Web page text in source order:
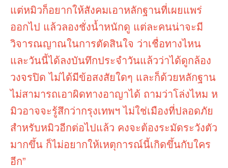
แต่หมิวก็อยากให้สังคมเอาหลักฐานที่เผยแพร่
ออกไป แล้วลองชั่งน้ำหนักดู แต่ละคนน่าจะมี
วิจารณญาณในการตัดสินใจ ว่าเชื่อทางไหน
และวันนี้ได้ลงบันทึกประจำวันแล้วว่าได้ดูกล้อง
วงจรปิด ไม่ได้มีข้อสงสัยใดๆ และก็ด้วยหลักฐาน
ไม่สามารถเอาผิดทางอาญาได้ ถามว่าโล่งไหม ห
มิวอาจจะรู้สึกว่ากรุงเทพฯ ไม่ใช่เมืองที่ปลอดภัย
สำหรับหมิวอีกต่อไปแล้ว คงจะต้องระมัดระวังตัว
มากขึ้น ก็ไม่อยากให้เหตุการณ์นี้เกิดขึ้นกับใคร
อีก”